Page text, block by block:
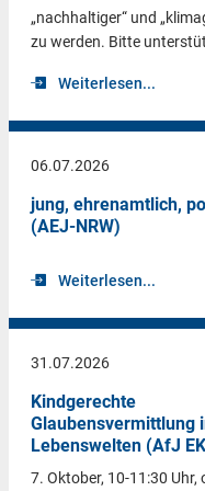
„nachhaltiger“ und
zu werden. Bitte
Weiterlesen...
06.07.2026
jung, ehrenamtlich,
(AEJ-NRW)
Weiterlesen...
31.07.2026
Kindgerechte
Glaubensvermittlung
Lebenswelten (AfJ
7. Oktober, 10-11:30 Uhr,